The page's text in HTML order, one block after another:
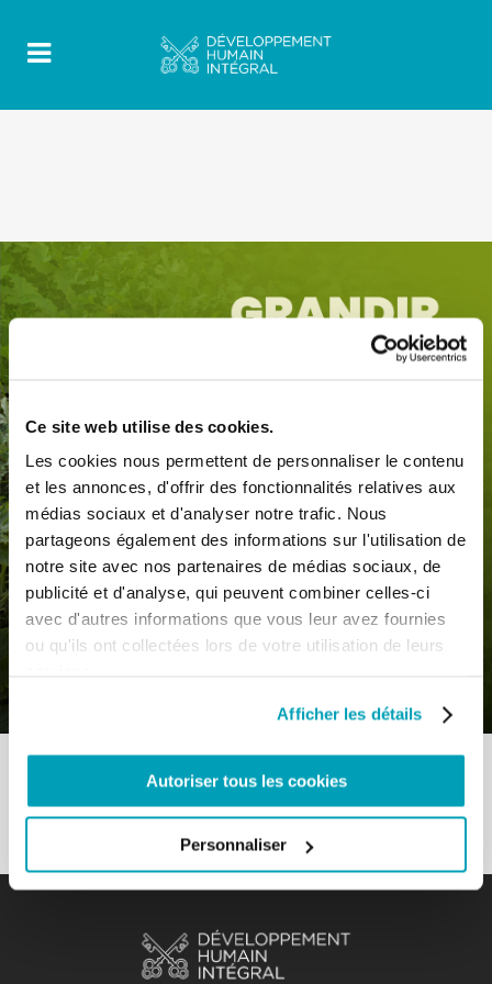
Ce site web utilise des cookies.
Les cookies nous permettent de personnaliser le contenu
et les annonces, d'offrir des fonctionnalités relatives aux
médias sociaux et d'analyser notre trafic. Nous
partageons également des informations sur l'utilisation de
notre site avec nos partenaires de médias sociaux, de
publicité et d'analyse, qui peuvent combiner celles-ci
avec d'autres informations que vous leur avez fournies
ou qu'ils ont collectées lors de votre utilisation de leurs
Afficher les détails
Autoriser tous les cookies
Personnaliser
17 Juin 2022| ByMrclient | 0
Comments |
Sous-thème – Grandir ensemble